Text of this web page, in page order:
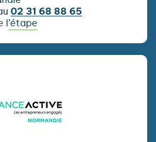
02 31 68 88 65
l’étape